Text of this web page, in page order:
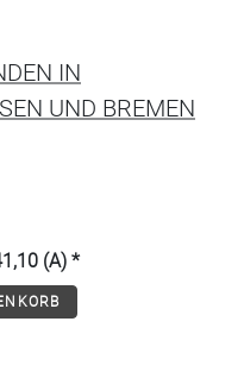
IN
UND BREMEN
(A) *